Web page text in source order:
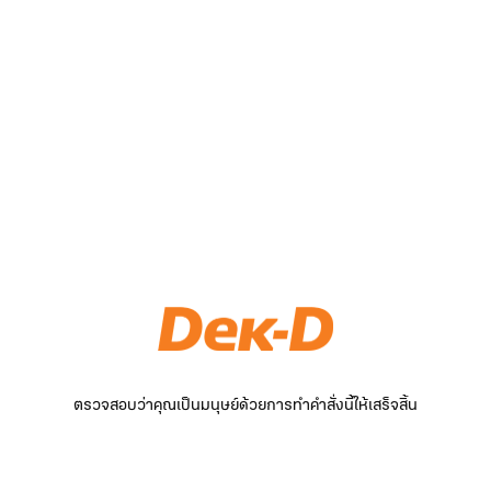
ตรวจสอบว่าคุณเป็นมนุษย์ด้วยการทำคำสั่งนี้ให้เสร็จสิ้น